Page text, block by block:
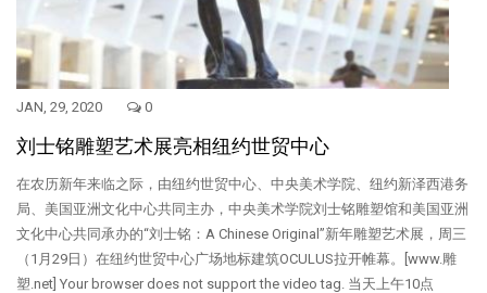
JAN, 29, 2020 0
刘士铭雕塑艺术展亮相纽约世贸中心
在农历新年来临之际，由纽约世贸中心、中央美术学院、纽约新泽西港务
局、美国亚洲文化中心共同主办，中央美术学院刘士铭雕塑馆和美国亚洲
文化中心共同承办的“刘士铭：A Chinese Original”新年雕塑艺术展，周三
（1月29日）在纽约世贸中心广场地标建筑OCULUS拉开帷幕。[www.雕
塑.net] Your browser does not support the video tag. 当天上午10点